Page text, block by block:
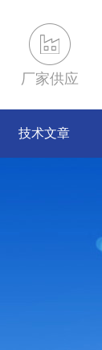
厂家供应
技术文章